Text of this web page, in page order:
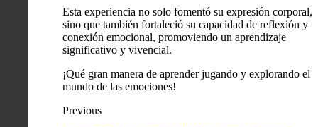
Esta experiencia no solo fomentó su expresión corporal,
sino que también fortaleció su capacidad de reflexión y
conexión emocional, promoviendo un aprendizaje
significativo y vivencial.
¡Qué gran manera de aprender jugando y explorando el
mundo de las emociones!
Previous